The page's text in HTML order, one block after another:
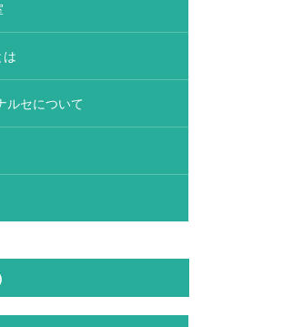
は
ルセについて